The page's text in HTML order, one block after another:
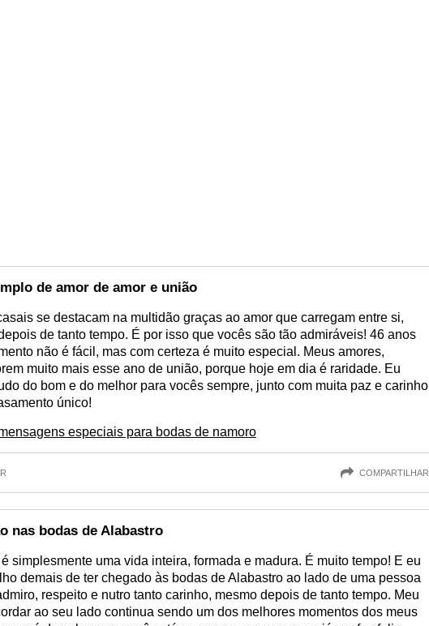
de amor de amor e união
se destacam na multidão graças ao amor que carregam entre si,
de tanto tempo. É por isso que vocês são tão admiráveis! 46 anos
não é fácil, mas com certeza é muito especial. Meus amores,
muito mais esse ano de união, porque hoje em dia é raridade. Eu
do bom e do melhor para vocês sempre, junto com muita paz e carinho
único!
especiais para bodas de namoro
COMPARTILHAR
nas bodas de Alabastro
simplesmente uma vida inteira, formada e madura. É muito tempo! E eu
demais de ter chegado às bodas de Alabastro ao lado de uma pessoa
respeito e nutro tanto carinho, mesmo depois de tanto tempo. Meu
ao seu lado continua sendo um dos melhores momentos dos meus